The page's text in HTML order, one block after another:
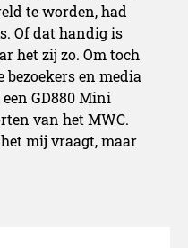
te worden, had
Of dat handig is
het zij zo. Om toch
en media
GD880 Mini
van het MWC.
mij vraagt, maar